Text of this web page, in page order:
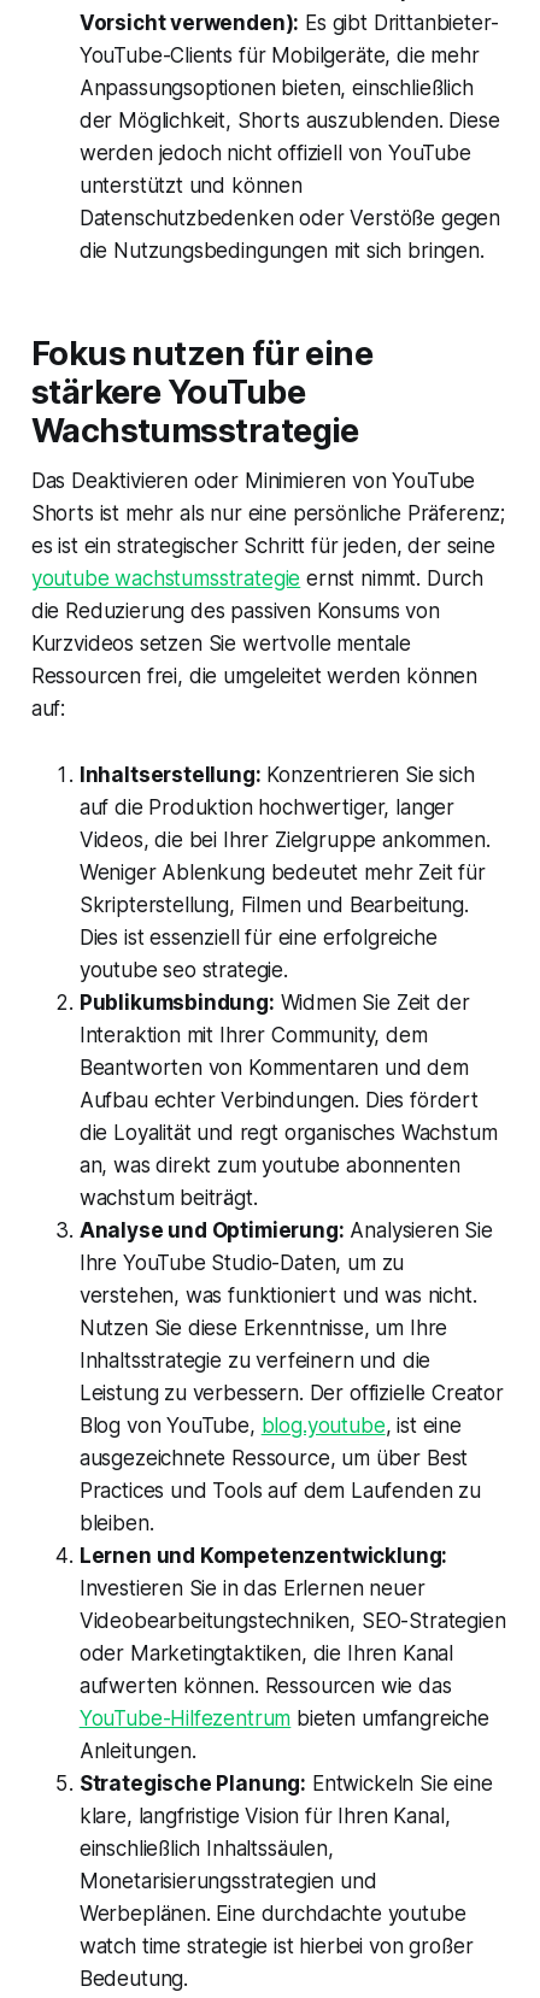
Vorsicht verwenden): Es gibt Drittanbieter-
YouTube-Clients für Mobilgeräte, die mehr
Anpassungsoptionen bieten, einschließlich
der Möglichkeit, Shorts auszublenden. Diese
werden jedoch nicht offiziell von YouTube
unterstützt und können
Datenschutzbedenken oder Verstöße gegen
die Nutzungsbedingungen mit sich bringen.
Fokus nutzen für eine
stärkere YouTube
Wachstumsstrategie
Das Deaktivieren oder Minimieren von YouTube
Shorts ist mehr als nur eine persönliche Präferenz;
es ist ein strategischer Schritt für jeden, der seine
youtube wachstumsstrategie ernst nimmt. Durch
die Reduzierung des passiven Konsums von
Kurzvideos setzen Sie wertvolle mentale
Ressourcen frei, die umgeleitet werden können
auf:
Inhaltserstellung: Konzentrieren Sie sich
auf die Produktion hochwertiger, langer
Videos, die bei Ihrer Zielgruppe ankommen.
Weniger Ablenkung bedeutet mehr Zeit für
Skripterstellung, Filmen und Bearbeitung.
Dies ist essenziell für eine erfolgreiche
youtube seo strategie.
Publikumsbindung: Widmen Sie Zeit der
Interaktion mit Ihrer Community, dem
Beantworten von Kommentaren und dem
Aufbau echter Verbindungen. Dies fördert
die Loyalität und regt organisches Wachstum
an, was direkt zum youtube abonnenten
wachstum beiträgt.
Analyse und Optimierung: Analysieren Sie
Ihre YouTube Studio-Daten, um zu
verstehen, was funktioniert und was nicht.
Nutzen Sie diese Erkenntnisse, um Ihre
Inhaltsstrategie zu verfeinern und die
Leistung zu verbessern. Der offizielle Creator
Blog von YouTube, blog.youtube, ist eine
ausgezeichnete Ressource, um über Best
Practices und Tools auf dem Laufenden zu
bleiben.
Lernen und Kompetenzentwicklung:
Investieren Sie in das Erlernen neuer
Videobearbeitungstechniken, SEO-Strategien
oder Marketingtaktiken, die Ihren Kanal
aufwerten können. Ressourcen wie das
YouTube-Hilfezentrum bieten umfangreiche
Anleitungen.
Strategische Planung: Entwickeln Sie eine
klare, langfristige Vision für Ihren Kanal,
einschließlich Inhaltssäulen,
Monetarisierungsstrategien und
Werbeplänen. Eine durchdachte youtube
watch time strategie ist hierbei von großer
Bedeutung.